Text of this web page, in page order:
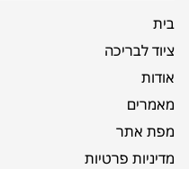
בית
ציוד לבריכה
אודות
מאמרים
מפת אתר
מדיניות פרטיות